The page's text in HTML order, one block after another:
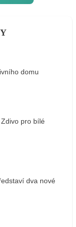
domu
pro bílé
dva nové